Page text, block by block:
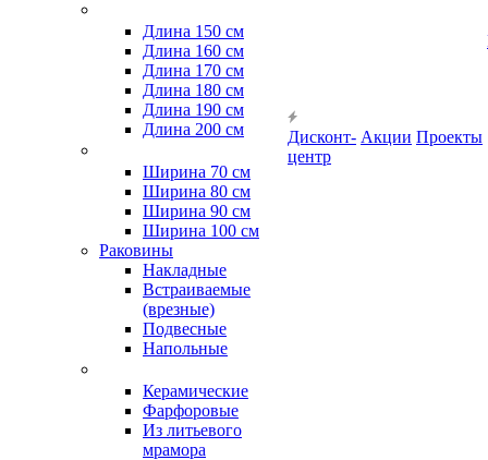
Длина 150 см
Длина 160 см
Длина 170 см
Длина 180 см
Длина 190 см
Длина 200 см
Ширина 70 см
Ширина 80 см
Ширина 90 см
Ширина 100 см
Раковины
Накладные
Встраиваемые
(врезные)
Подвесные
Напольные
Керамические
Фарфоровые
Из литьевого
мрамора
Дисконт-
центр
Акции Проекты